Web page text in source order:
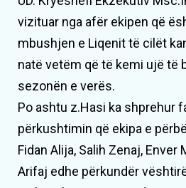
vizituar nga afër ekipen që
mbushjen e Liqenit të cilët
natë vetëm që të kemi ujë të
sezonën e verës.
Po ashtu z.Hasi ka shprehur
përkushtimin që ekipa e
Fidan Alija, Salih Zenaj, Enver
Arifaj edhe përkundër